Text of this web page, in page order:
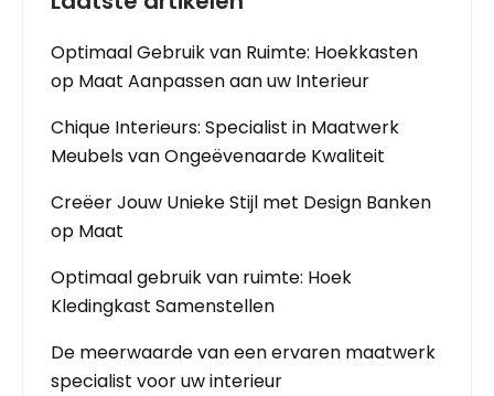
Optimaal Gebruik van Ruimte: Hoekkasten
op Maat Aanpassen aan uw Interieur
Chique Interieurs: Specialist in Maatwerk
Meubels van Ongeëvenaarde Kwaliteit
Creëer Jouw Unieke Stijl met Design Banken
op Maat
Optimaal gebruik van ruimte: Hoek
Kledingkast Samenstellen
De meerwaarde van een ervaren maatwerk
specialist voor uw interieur